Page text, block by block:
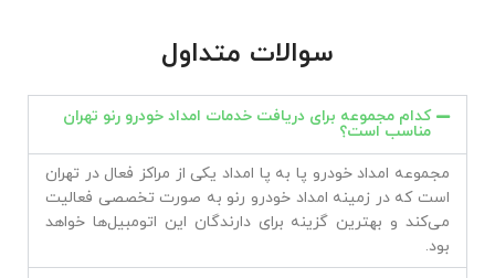
سوالات متداول
کدام مجموعه برای دریافت خدمات امداد خودرو رنو تهران
مناسب است؟
مجموعه امداد خودرو پا به پا امداد یکی از مراکز فعال در تهران
است که در زمینه امداد خودرو رنو به صورت تخصصی فعالیت
می‌کند و بهترین گزینه برای دارندگان این اتومبیل‌ها خواهد
بود.